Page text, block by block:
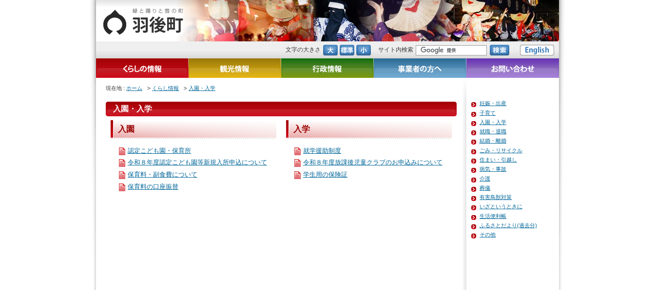
文字の大きさ サイト内検索
現在地 : ホーム くらし情報 入園・入学
入園・入学
入園
認定こども園・保育所
令和８年度認定こども園等新規入所申込について
保育料・副食費について
保育料の口座振替
入学
就学援助制度
令和８年度放課後児童クラブのお申込みについて
学生用の保険証
妊娠・出産
子育て
入園・入学
就職・退職
結婚・離婚
ごみ・リサイクル
住まい・引越し
病気・事故
介護
葬儀
有害鳥獣対策
いざというときに
生活便利帳
ふるさとだより(過去分)
その他